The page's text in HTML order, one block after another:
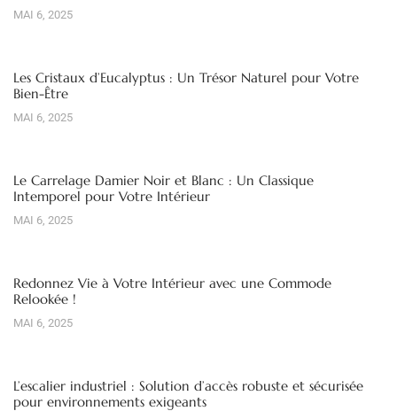
MAI 6, 2025
Les Cristaux d’Eucalyptus : Un Trésor Naturel pour Votre
Bien-Être
MAI 6, 2025
Le Carrelage Damier Noir et Blanc : Un Classique
Intemporel pour Votre Intérieur
MAI 6, 2025
Redonnez Vie à Votre Intérieur avec une Commode
Relookée !
MAI 6, 2025
L’escalier industriel : Solution d’accès robuste et sécurisée
pour environnements exigeants